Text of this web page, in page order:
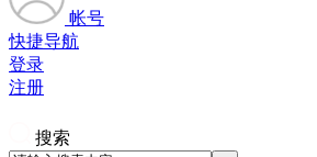
帐号
快捷导航
登录
注册
搜索